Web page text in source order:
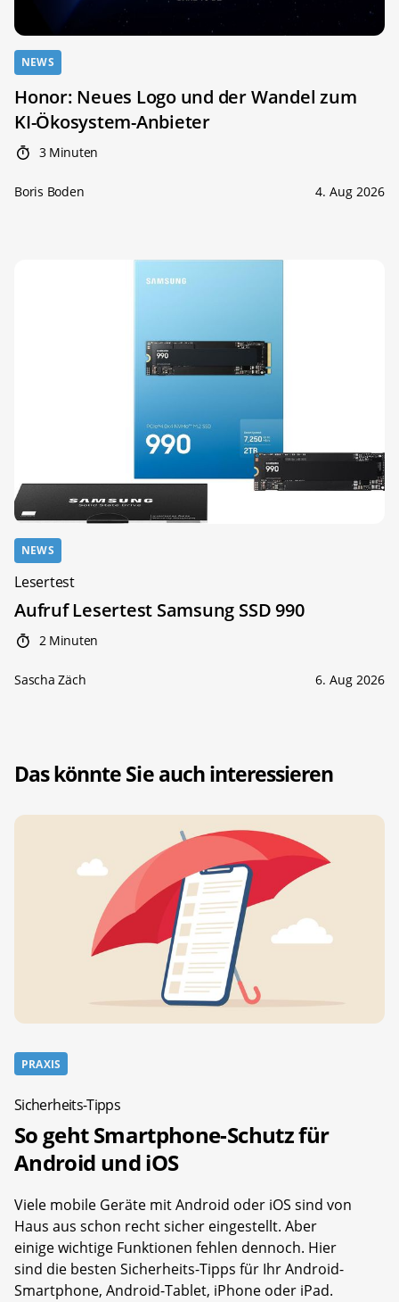
NEWS
Honor: Neues Logo und der Wandel zum
KI-Ökosystem-Anbieter
3 Minuten
Boris Boden 4. Aug 2026
NEWS
Lesertest
Aufruf Lesertest Samsung SSD 990
2 Minuten
Sascha Zäch 6. Aug 2026
Das könnte Sie auch interessieren
PRAXIS
Sicherheits-Tipps
So geht Smartphone-Schutz für
Android und iOS
Viele mobile Geräte mit Android oder iOS sind von
Haus aus schon recht sicher eingestellt. Aber
einige wichtige Funktionen fehlen dennoch. Hier
sind die besten Sicherheits-Tipps für Ihr Android-
Smartphone, Android-Tablet, iPhone oder iPad.